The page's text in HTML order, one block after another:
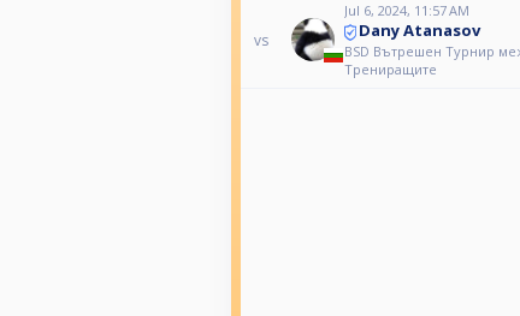
vs
Jul 6, 2024, 11:57 AM
Dany Atanasov
BSD Вътрешен Турнир
Трениращите